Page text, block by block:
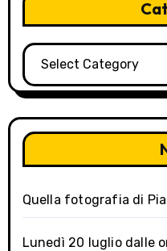
Categorie
Quella fotografia di
Lunedì 20 luglio dalle